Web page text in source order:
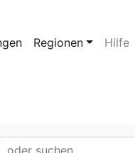
Regionen Hilfe